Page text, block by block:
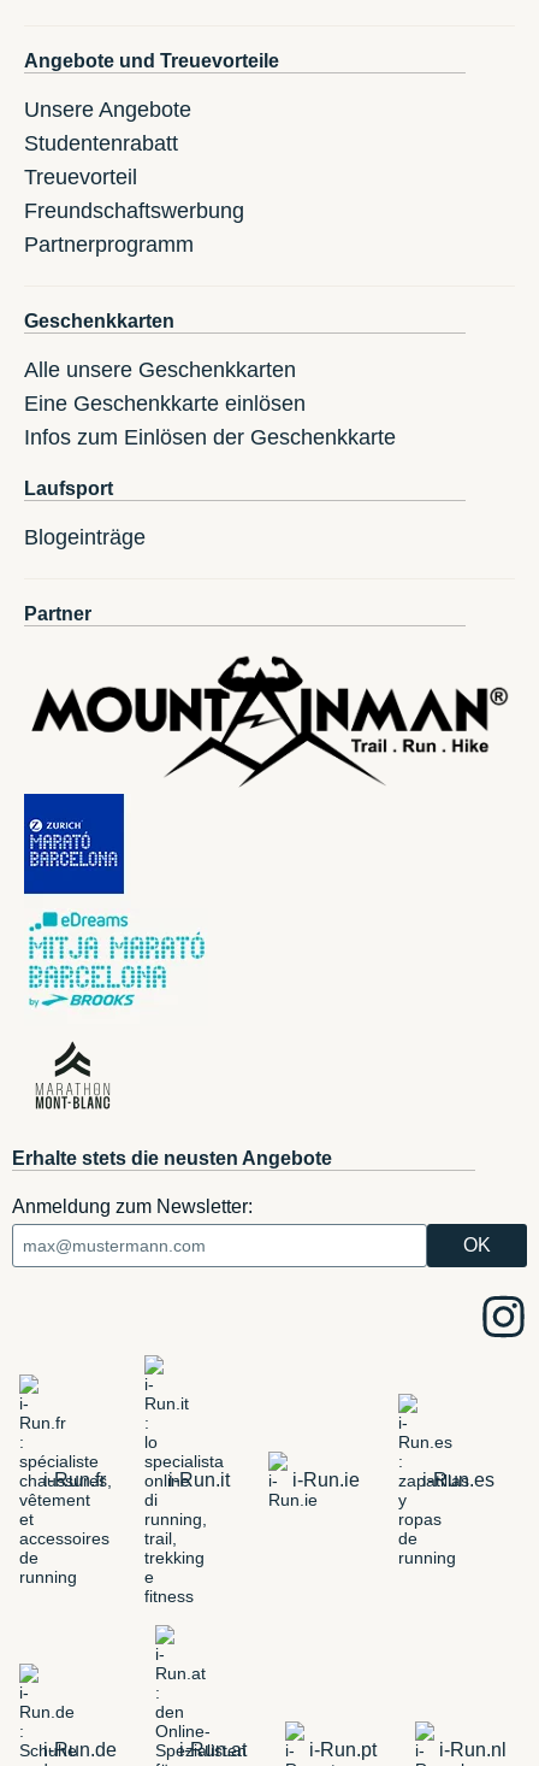
Angebote und Treuevorteile
Unsere Angebote
Studentenrabatt
Treuevorteil
Freundschaftswerbung
Partnerprogramm
Geschenkkarten
Alle unsere Geschenkkarten
Eine Geschenkkarte einlösen
Infos zum Einlösen der Geschenkkarte
Laufsport
Blogeinträge
Partner
Erhalte stets die neusten Angebote
Anmeldung zum Newsletter:
i-Run.fr i-Run.it i-Run.ie i-Run.es
i-Run.de i-Run.at i-Run.pt i-Run.nl